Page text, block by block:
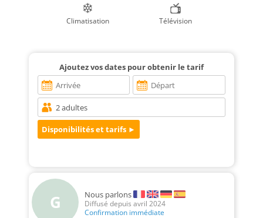
Climatisation Télévision
Ajoutez vos dates pour obtenir le tarif
G Nous parlons
Diffusé depuis avril 2024
Confirmation immédiate